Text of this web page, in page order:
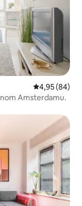
Prosječna
4,95 (84)
Amsterdamu.
gosti”